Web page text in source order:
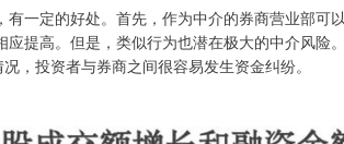
有一定的好处。首先，作为中介的券商营业部可
提高。但是，类似行为也潜在极大的中介风险
，投资者与券商之间很容易发生资金纠纷。